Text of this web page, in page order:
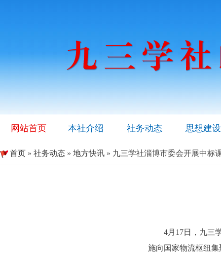
网站首页 本社介绍 社务动态 思想建设
首页 » 社务动态 » 地方快讯 » 九三学社淄博市委会开展中标
4月17日，九三
施向国家物流枢纽